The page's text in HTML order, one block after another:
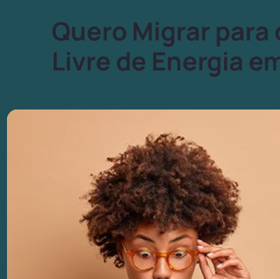
Quero Migrar para
Livre de Energia